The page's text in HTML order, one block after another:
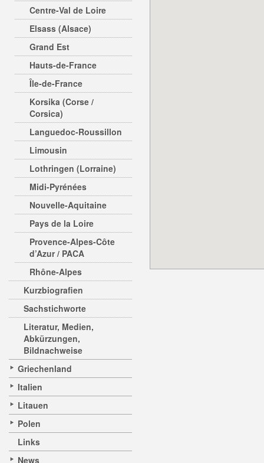
Centre-Val de Loire
Elsass (Alsace)
Grand Est
Hauts-de-France
Île-de-France
Korsika (Corse /
Corsica)
Languedoc-Roussillon
Limousin
Lothringen (Lorraine)
Midi-Pyrénées
Nouvelle-Aquitaine
Pays de la Loire
Provence-Alpes-Côte
d’Azur / PACA
Rhône-Alpes
Kurzbiografien
Sachstichworte
Literatur, Medien,
Abkürzungen,
Bildnachweise
Griechenland
Italien
Litauen
Polen
Links
News